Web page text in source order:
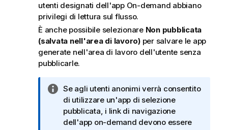
utenti designati dell'app On-demand abbiano
privilegi di lettura sul flusso.
È anche possibile selezionare Non pubblicata
(salvata nell'area di lavoro)per salvare le app
generate nell'area di lavoro dell'utente senza
pubblicarle.
N
o
t
a
Se agli utenti anonimi verrà consentito
di utilizzare un'app di selezione
pubblicata, i link di navigazione
dell'app on-demand devono essere